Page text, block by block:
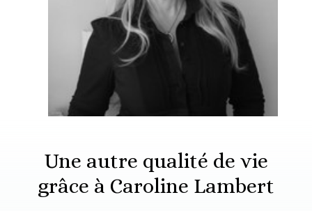
Une autre qualité de vie
grâce à Caroline Lambert